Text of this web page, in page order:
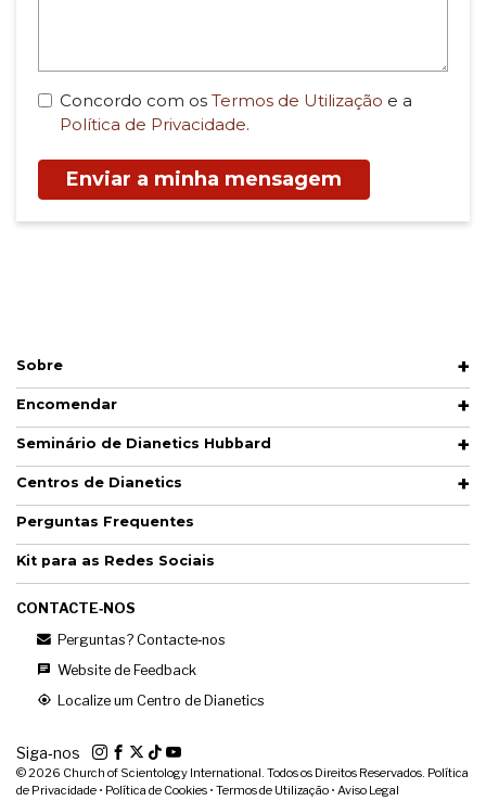
Concordo com os Termos de Utilização e a
Política de Privacidade.
Enviar a minha mensagem
Sobre
Encomendar
Seminário de Dianetics Hubbard
Centros de Dianetics
Perguntas Frequentes
Kit para as Redes Sociais
CONTACTE‑NOS
Perguntas? Contacte‑nos
Website de Feedback
Localize um Centro de Dianetics
Siga‑nos
© 2026 Church of Scientology International. Todos os Direitos Reservados. Política
de Privacidade • Política de Cookies • Termos de Utilização • Aviso Legal